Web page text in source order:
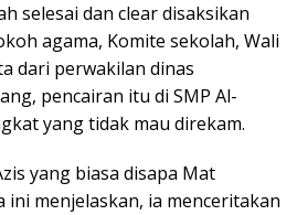
selesai dan clear disaksikan
agama, Komite sekolah, Wali
dari perwakilan dinas
pencairan itu di SMP Al-
yang tidak mau direkam.
yang biasa disapa Mat
ini menjelaskan, ia menceritakan